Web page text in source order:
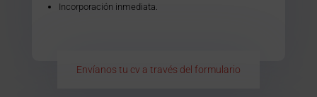
Incorporación inmediata.
Envíanos tu cv a través del formulario